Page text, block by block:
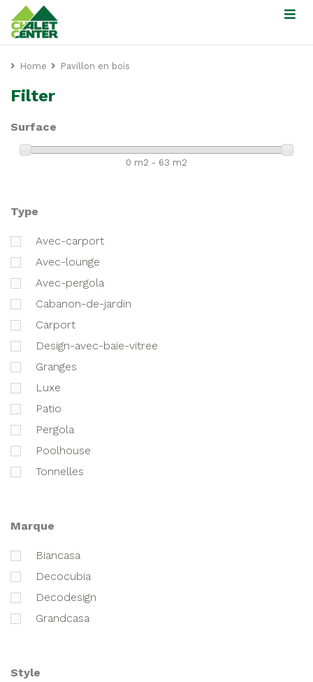
Home Pavillon en bois
Filter
Surface
0 m2 - 63 m2
Type
avec-carport
avec-lounge
avec-pergola
cabanon-de-jardin
carport
design-avec-baie-vitree
granges
luxe
patio
pergola
poolhouse
tonnelles
marque
biancasa
decocubia
decodesign
grandcasa
style